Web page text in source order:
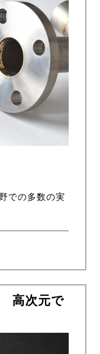
での多数の実
高次元で